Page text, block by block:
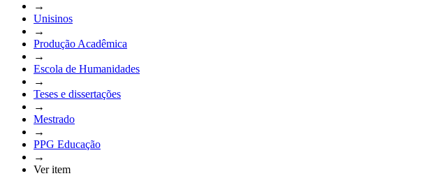
→
Unisinos
→
Produção Acadêmica
→
Escola de Humanidades
→
Teses e dissertações
→
Mestrado
→
PPG Educação
→
Ver item